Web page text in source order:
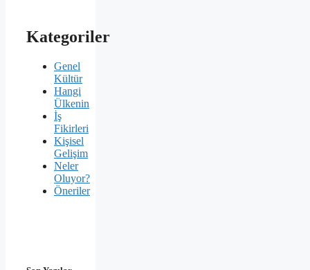
Kategoriler
Genel
Kültür
Hangi
Ülkenin
İş
Fikirleri
Kişisel
Gelişim
Neler
Oluyor?
Öneriler